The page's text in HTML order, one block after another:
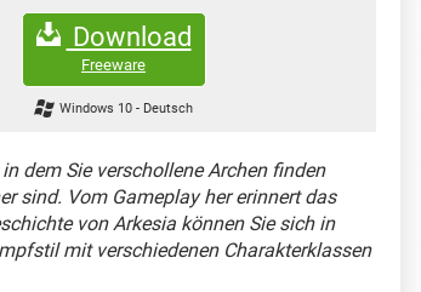
Download
Freeware
Windows 10 - Deutsch
dem Sie verschollene Archen finden
sind. Vom Gameplay her erinnert das
von Arkesia können Sie sich in
mit verschiedenen Charakterklassen